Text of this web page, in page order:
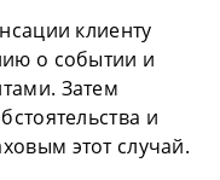
клиенту
о событии и
Затем
и
этот случай.